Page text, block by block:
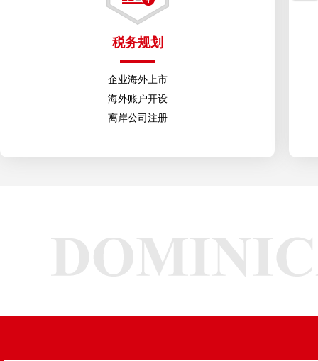
税务规划
企业海外上市
海外账户开设
离岸公司注册